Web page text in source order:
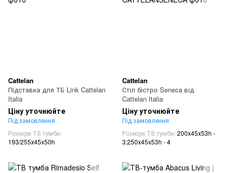
Cattelan
Підставка для ТБ Link Cattelan
Italia
Ціну уточнюйте
Під замовлення
Розміри ТВ тумби
193/255x45x50h
Cattelan
Стіл бістро Seneca від
Cattelan Italia
Ціну уточнюйте
Під замовлення
Розміри ТВ тумби 200x45x53h -
3;250x45x53h - 4